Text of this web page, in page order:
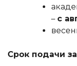
– с
Срок